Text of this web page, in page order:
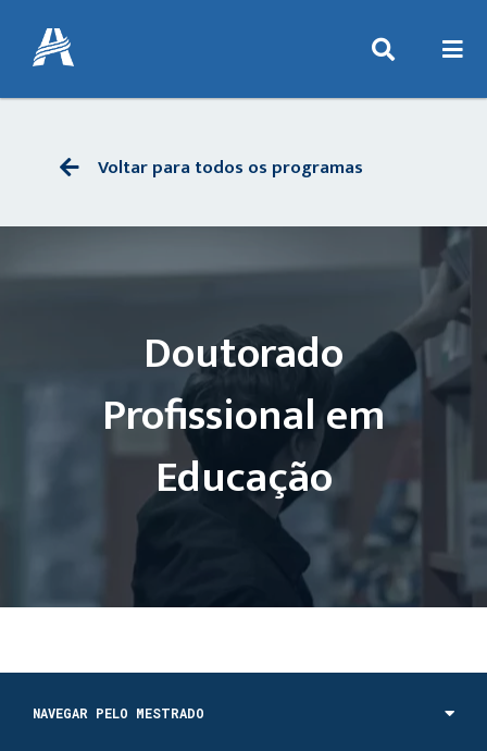
Voltar para todos os programas
Doutorado
Profissional em
Educação
NAVEGAR PELO MESTRADO